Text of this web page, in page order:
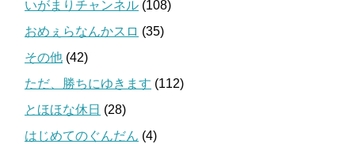
いがまりチャンネル (108)
おめぇらなんかスロ (35)
その他 (42)
ただ、勝ちにゆきます (112)
とほほな休日 (28)
はじめてのぐんだん (4)